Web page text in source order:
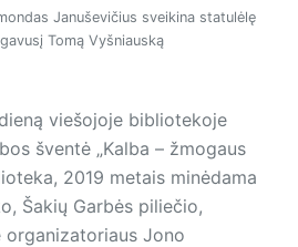
Januševičius sveikina statulėlę
gavusį Tomą Vyšniauską
viešojoje bibliotekoje
šventė „Kalba – žmogaus
2019 metais minėdama
Šakių Garbės piliečio,
organizatoriaus Jono